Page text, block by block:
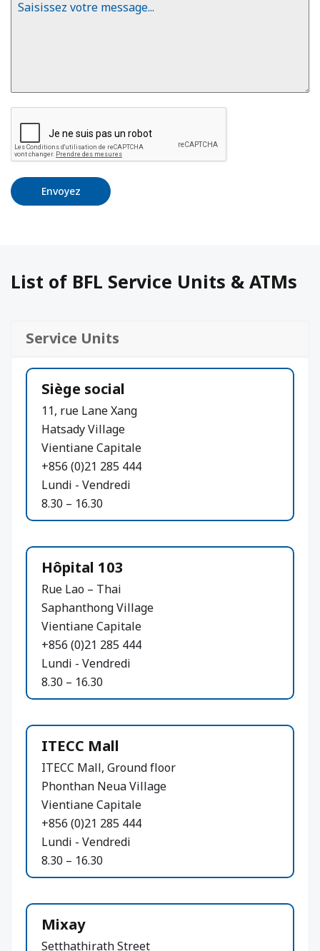
Envoyez
List of BFL Service Units & ATMs
Service Units
Siège social
11, rue Lane Xang
Hatsady Village
Vientiane Capitale
+856 (0)21 285 444
Lundi - Vendredi
8.30 – 16.30
Hôpital 103
Rue Lao – Thai
Saphanthong Village
Vientiane Capitale
+856 (0)21 285 444
Lundi - Vendredi
8.30 – 16.30
ITECC Mall
ITECC Mall, Ground floor
Phonthan Neua Village
Vientiane Capitale
+856 (0)21 285 444
Lundi - Vendredi
8.30 – 16.30
Mixay
Setthathirath Street